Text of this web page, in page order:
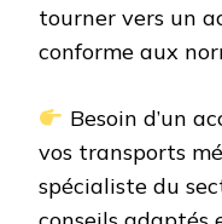
tourner vers un
conforme aux
Besoin d’un
vos transports
spécialiste du